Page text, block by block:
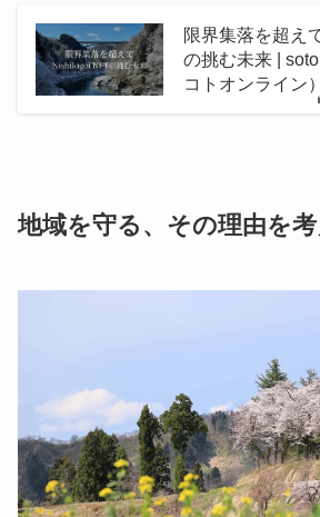
限界集落を超え
の挑む未来 |
コトオンライン）
地域を守る、その理由を